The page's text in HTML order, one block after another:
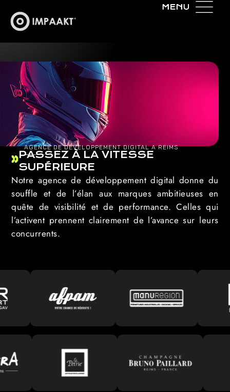
AGENCE DE DÉVELOPPEMENT DIGITAL A REIMS
PASSEZ À LA VITESSE
SUPÉRIEURE
Notre agence de développement digital donne du
souffle et de l’élan aux marques ambitieuses en
quête de visibilité et de performance. Celles qui
l’activent prennent clairement de l’avance sur leurs
concurrents.